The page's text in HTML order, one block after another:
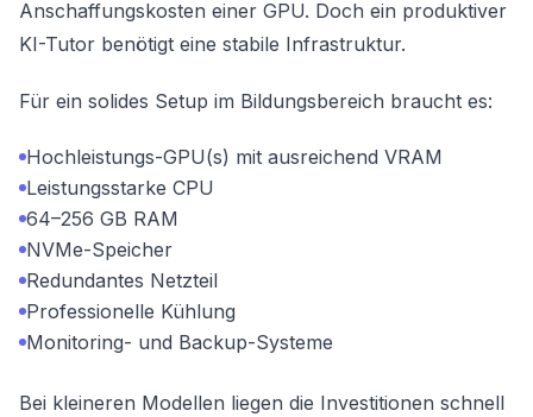
Anschaffungskosten einer GPU. Doch ein produktiver
KI-Tutor benötigt eine stabile Infrastruktur.
Für ein solides Setup im Bildungsbereich braucht es:
Hochleistungs-GPU(s) mit ausreichend VRAM
Leistungsstarke CPU
64–256 GB RAM
NVMe-Speicher
Redundantes Netzteil
Professionelle Kühlung
Monitoring- und Backup-Systeme
Bei kleineren Modellen liegen die Investitionen schnell